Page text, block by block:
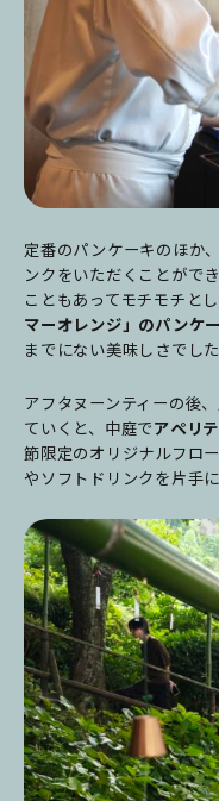
定番のパンケーキのほか、
ンクをいただくことがで
こともあってモチモチとし
マーオレンジ」のパンケ
までにない美味しさでした
アフタヌーンティーの後
ていくと、中庭でアペリ
節限定のオリジナルフロ
やソフトドリンクを片手